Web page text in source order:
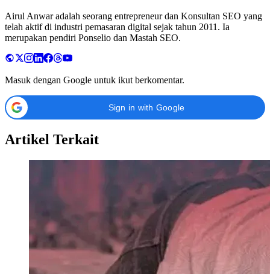
Airul Anwar adalah seorang entrepreneur dan Konsultan SEO yang
telah aktif di industri pemasaran digital sejak tahun 2011. Ia
merupakan pendiri Ponselio dan Mastah SEO.
Masuk dengan Google untuk ikut berkomentar.
Sign in with Google
Artikel Terkait